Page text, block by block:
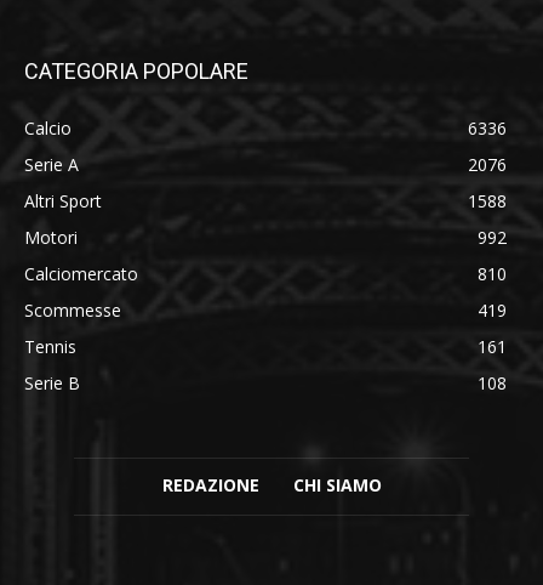
CATEGORIA POPOLARE
Calcio
6336
Serie A
2076
Altri Sport
1588
Motori
992
Calciomercato
810
Scommesse
419
Tennis
161
Serie B
108
REDAZIONE CHI SIAMO